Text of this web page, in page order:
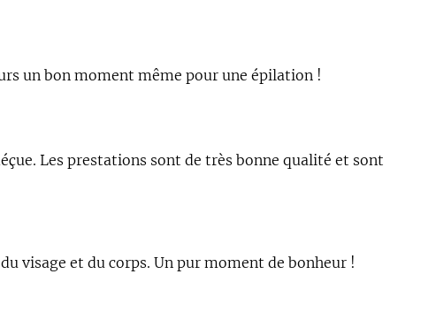
un bon moment même pour une épilation !
Les prestations sont de très bonne qualité et sont
visage et du corps. Un pur moment de bonheur !